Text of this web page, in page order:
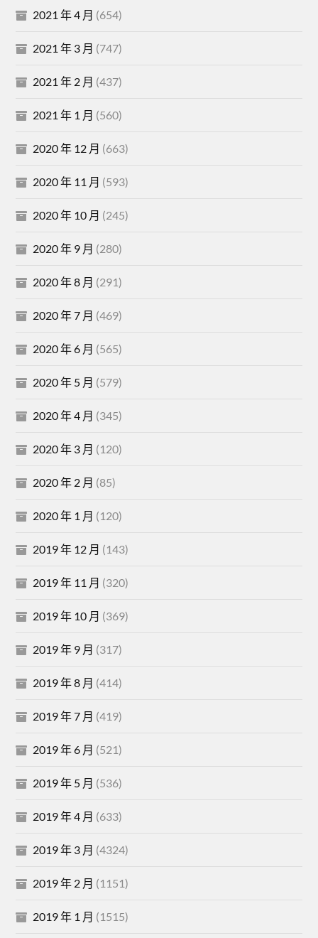
2021 年 4 月 (654)
2021 年 3 月 (747)
2021 年 2 月 (437)
2021 年 1 月 (560)
2020 年 12 月 (663)
2020 年 11 月 (593)
2020 年 10 月 (245)
2020 年 9 月 (280)
2020 年 8 月 (291)
2020 年 7 月 (469)
2020 年 6 月 (565)
2020 年 5 月 (579)
2020 年 4 月 (345)
2020 年 3 月 (120)
2020 年 2 月 (85)
2020 年 1 月 (120)
2019 年 12 月 (143)
2019 年 11 月 (320)
2019 年 10 月 (369)
2019 年 9 月 (317)
2019 年 8 月 (414)
2019 年 7 月 (419)
2019 年 6 月 (521)
2019 年 5 月 (536)
2019 年 4 月 (633)
2019 年 3 月 (4324)
2019 年 2 月 (1151)
2019 年 1 月 (1515)